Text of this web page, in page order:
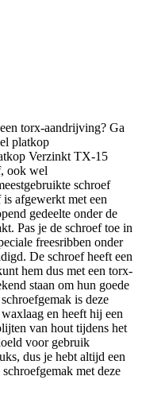
torx-aandrijving? Ga
platkop
Verzinkt TX-15
ook wel
schroef
afgewerkt met een
gedeelte onder de
Pas je de schroef toe in
freesribben onder
De schroef heeft een
hem dus met een torx-
staan om hun goede
is deze
en heeft hij een
van hout tijdens het
voor gebruik
dus je hebt altijd een
met deze